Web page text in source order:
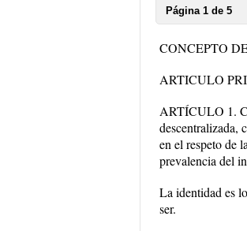
Página 1 de 5
CONCEPTO
ARTICULO
ARTÍCULO 1.
descentralizada,
en el respeto de
prevalencia del
La identidad es
ser.